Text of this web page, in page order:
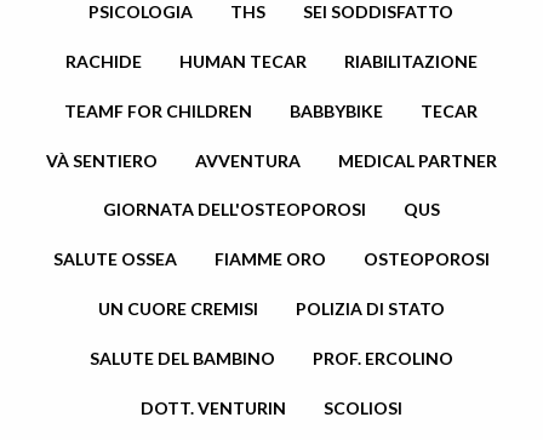
PSICOLOGIA THS SEI SODDISFATTO
RACHIDE HUMAN TECAR RIABILITAZIONE
TEAMF FOR CHILDREN BABBYBIKE TECAR
VÀ SENTIERO AVVENTURA MEDICAL PARTNER
GIORNATA DELL'OSTEOPOROSI QUS
SALUTE OSSEA FIAMME ORO OSTEOPOROSI
UN CUORE CREMISI POLIZIA DI STATO
SALUTE DEL BAMBINO PROF. ERCOLINO
DOTT. VENTURIN SCOLIOSI